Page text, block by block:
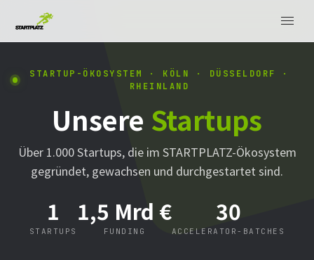
STARTUP-ÖKOSYSTEM · KÖLN · DÜSSELDORF ·
RHEINLAND
Unsere Startups
Über 1.000 Startups, die im STARTPLATZ-Ökosystem
gegründet, gewachsen und durchgestartet sind.
1
STARTUPS
1,5 Mrd €
FUNDING
30
ACCELERATOR-BATCHES